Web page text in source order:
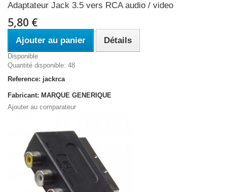
Adaptateur Jack 3.5 vers RCA audio / video
5,80 €
Ajouter au panier Détails
Disponible
Quantité disponible: 48
Reference: jackrca
Fabricant: MARQUE GENERIQUE
Ajouter au comparateur